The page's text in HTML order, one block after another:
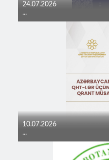
24.07.2026
...
10.07.2026
...